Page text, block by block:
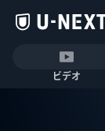
ビデオ